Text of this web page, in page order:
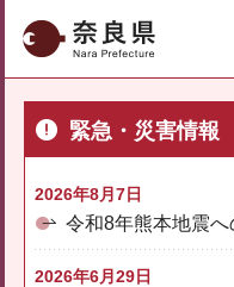
奈良県
緊急・災害情報
2026年8月7日
令和8年熊本地震
2026年6月29日